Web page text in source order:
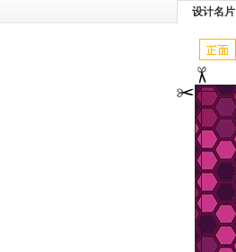
设计名片